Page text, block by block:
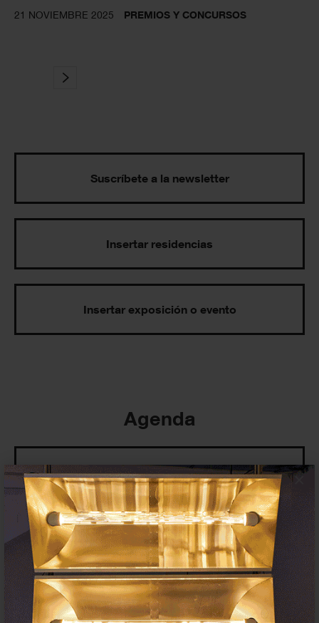
×
21 NOVIEMBRE 2025 PREMIOS Y CONCURSOS
Suscríbete a la newsletter
Insertar residencias
Insertar exposición o evento
Agenda
Exposiciones, inauguraciones,
actividades.
¡Te ayudamos a encontrar el
evento que buscas !
Exposiciones y eventos